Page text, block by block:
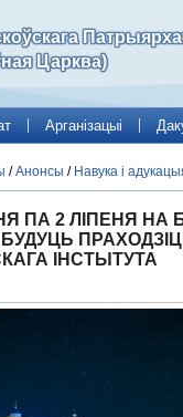
Царква)
Арганізацыі
/Анонсы / Навука і
ПА 2 ЛІПЕНЯ НА
ІНСТЫТУТА